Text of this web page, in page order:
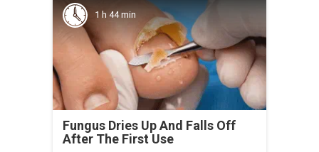
1 h 44 min
Fungus Dries Up And Falls Off
After The First Use